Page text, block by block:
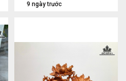
9 ngày trước